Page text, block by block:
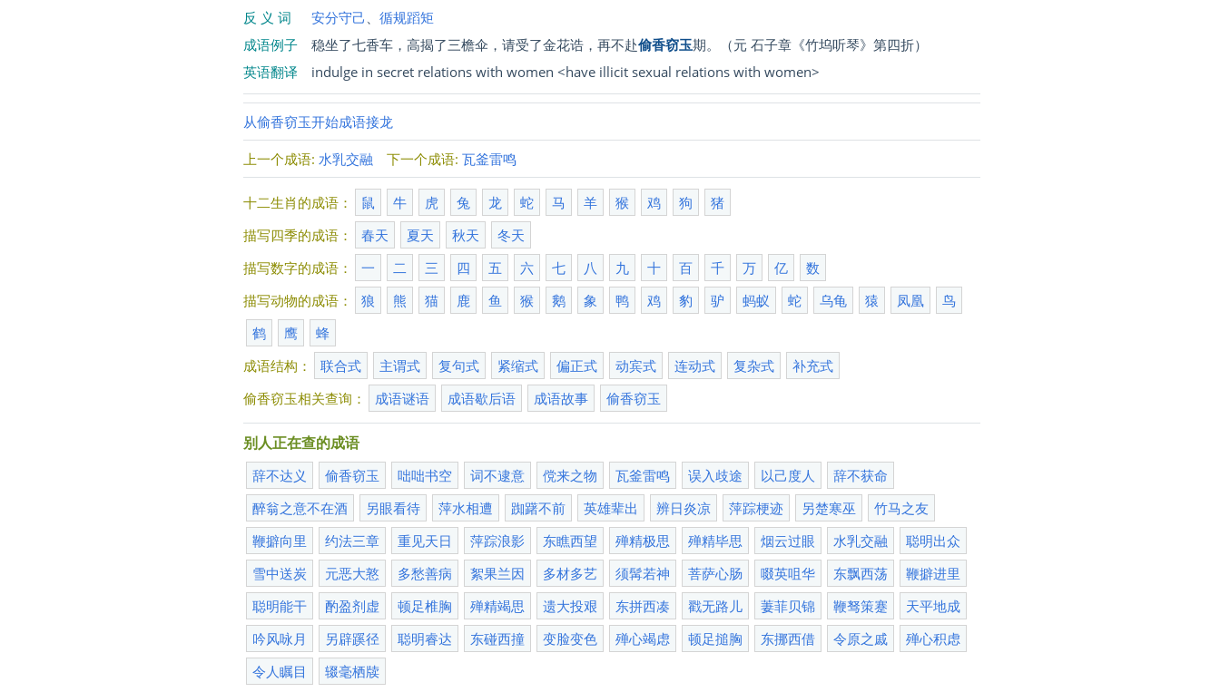
反 义 词
安分守己 、循规蹈矩
成语例子
稳坐了七香车，高揭了三檐伞，请受了金花诰，再不赴偷香窃玉期。（元 石子章《竹坞听琴》第四折）
英语翻译
indulge in secret relations with women <have illicit sexual relations with women>
从偷香窃玉开始成语接龙
上一个成语: 水乳交融 下一个成语: 瓦釜雷鸣
十二生肖的成语： 鼠 牛 虎 兔 龙 蛇 马 羊 猴 鸡 狗
猪
描写四季的成语：
春天 夏天 秋天
冬天
描写数字的成语：
一 二 三 四 五 六 七 八 九 十 百 千 万 亿
数
描写动物的成语：
狼 熊 猫 鹿 鱼 猴 鹅 象 鸭 鸡 豹 驴 蚂蚁 蛇 乌龟 猿 凤凰
鸟
鹤
鹰
蜂
成语结构：
联合式 主谓式 复句式 紧缩式 偏正式 动宾式 连动式 复杂式
补充式
偷香窃玉相关查询：
成语谜语 成语歇后语 成语故事 偷香窃玉
别人正在查的成语
辞不达义 偷香窃玉 咄咄书空 词不逮意 傥来之物 瓦釜雷鸣 误入歧途 以己度人
辞不获命
醉翁之意不在酒
另眼看待 萍水相遭 踟躇不前 英雄辈出 辨日炎凉 萍踪梗迹 另楚寒巫
竹马之友
鞭擗向里
约法三章 重见天日 萍踪浪影 东瞧西望 殚精极思 殚精毕思 烟云过眼 水乳交融
聪明出众
雪中送炭
元恶大憝 多愁善病 絮果兰因 多材多艺 须髯若神 菩萨心肠 啜英咀华 东飘西荡
鞭擗进里
聪明能干
酌盈剂虚 顿足椎胸 殚精竭思 遗大投艰 东拼西凑 戳无路儿 萋菲贝锦 鞭驽策蹇
天平地成
吟风咏月
另辟蹊径 聪明睿达 东碰西撞 变脸变色 殚心竭虑 顿足搥胸 东挪西借 令原之戚
殚心积虑
令人瞩目
辍毫栖牍